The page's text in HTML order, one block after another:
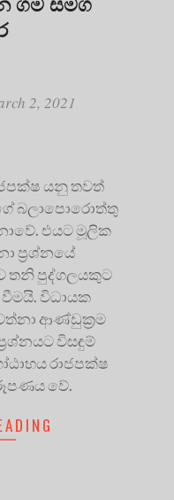
2, 2021
යනු තවත්
බලාපොරොත්තු
එයට මූලික
ප්‍රශ්නයේ
තනි පුද්ගලයකුට
විධායක
ආණ්ඩුක්‍රම
විසඳුම්
රාජපක්ෂ
වේ.